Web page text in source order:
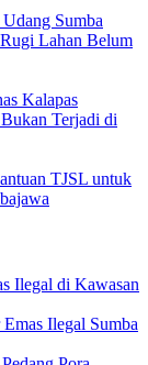
Sumba
Lahan Belum
Kalapas
Terjadi di
TJSL untuk
Ilegal di Kawasan
Ilegal Sumba